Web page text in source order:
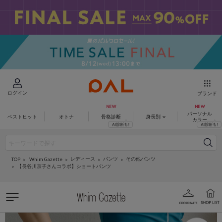
ログイン ブランド
ベストヒット オトナ 骨格診断 身長別
パーソナル
カラー
TOP Whim Gazette レディース パンツ
その他パンツ
【長谷川京子さんコラボ】ショートパンツ